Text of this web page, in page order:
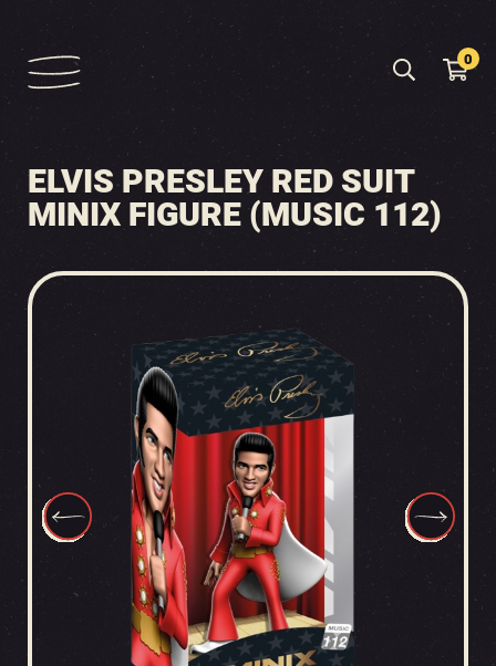
0
ELVIS PRESLEY RED SUIT
MINIX FIGURE (MUSIC 112)